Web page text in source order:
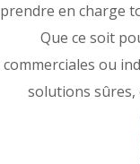
prendre en charge
Que ce soit
commerciales ou
solutions sûres,